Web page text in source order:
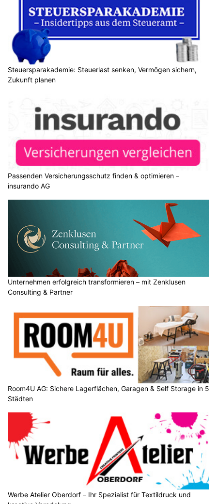
Steuersparakademie: Steuerlast senken, Vermögen sichern,
Zukunft planen
Passenden Versicherungsschutz finden & optimieren –
insurando AG
Unternehmen erfolgreich transformieren – mit Zenklusen
Consulting & Partner
Room4U AG: Sichere Lagerflächen, Garagen & Self Storage in 5
Städten
Werbe Atelier Oberdorf – Ihr Spezialist für Textildruck und